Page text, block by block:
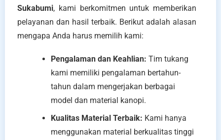
Sukabumi, kami berkomitmen untuk memberikan
pelayanan dan hasil terbaik. Berikut adalah alasan
mengapa Anda harus memilih kami:
Pengalaman dan Keahlian: Tim tukang
kami memiliki pengalaman bertahun-
tahun dalam mengerjakan berbagai
model dan material kanopi.
Kualitas Material Terbaik: Kami hanya
menggunakan material berkualitas tinggi